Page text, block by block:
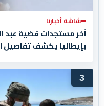
شاشة أخبارنا
آخر مستجدات قضية عبد
بإيطاليا يكشف تفاصيل
3